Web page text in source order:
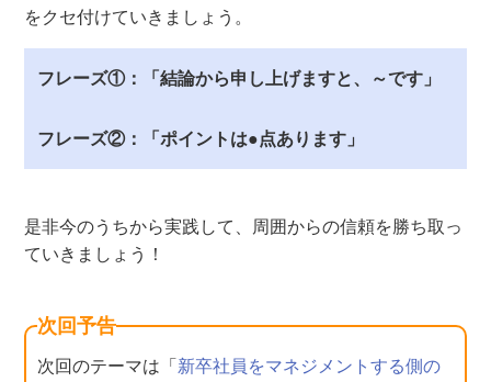
をクセ付けていきましょう。
フレーズ①：「結論から申し上げますと、～です」
フレーズ②：「ポイントは●点あります」
是非今のうちから実践して、周囲からの信頼を勝ち取っ
ていきましょう！
次回予告
次回のテーマは「 新卒社員をマネジメントする側の